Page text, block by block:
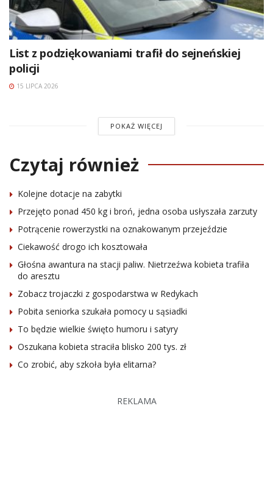
List z podziękowaniami trafił do sejneńskiej
policji
15 LIPCA 2026
POKAŻ WIĘCEJ
Czytaj również
Kolejne dotacje na zabytki
Przejęto ponad 450 kg i broń, jedna osoba usłyszała zarzuty
Potrącenie rowerzystki na oznakowanym przejeździe
Ciekawość drogo ich kosztowała
Głośna awantura na stacji paliw. Nietrzeźwa kobieta trafiła
do aresztu
Zobacz trojaczki z gospodarstwa w Redykach
Pobita seniorka szukała pomocy u sąsiadki
To będzie wielkie święto humoru i satyry
Oszukana kobieta straciła blisko 200 tys. zł
Co zrobić, aby szkoła była elitarna?
REKLAMA